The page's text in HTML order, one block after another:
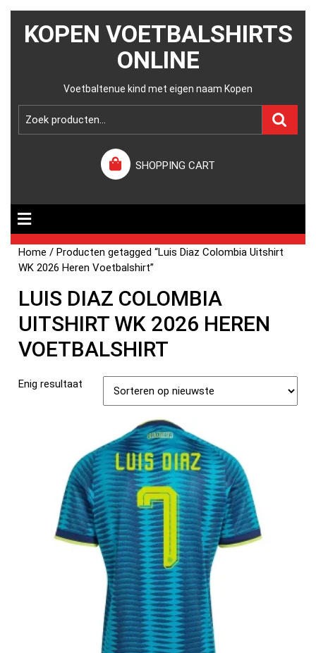
KOPEN VOETBALSHIRTS
ONLINE
Voetbaltenue kind met eigen naam Kopen
SHOPPING CART
Home / Producten getagged “Luis Diaz Colombia Uitshirt
WK 2026 Heren Voetbalshirt”
LUIS DIAZ COLOMBIA
UITSHIRT WK 2026 HEREN
VOETBALSHIRT
Enig resultaat